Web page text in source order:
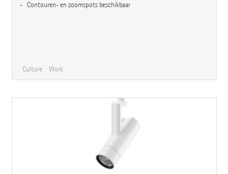
Contouren- en zoomspots beschikbaar
Culture Work